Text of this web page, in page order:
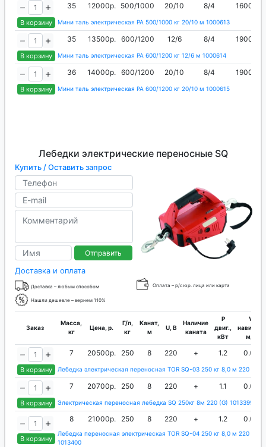
В корзину
35 12000р. 500/1000 20/10 8/4 1600
Мини таль электрическая РА 500/1000 кг 20/10 м 1000613
В корзину
35 13500р. 600/1200 12/6 8/4 1900
Мини таль электрическая РА 600/1200 кг 12/6 м 1000614
В корзину
36 14000р. 600/1200 20/10 8/4 1900
Мини таль электрическая РА 600/1200 кг 20/10 м 1000615
Лебедки электрические переносные SQ
Купить / Оставить запрос
Отправить
Доставка и оплата
Доставка – любым способом Оплата – р/с юр. лица или карта
Нашли дешевле – вернем 110%
Заказ
Масса,
кг
Цена, р.
Г/п,
кг
Канат,
м
U, В
Наличие
каната
P
двиг.,
кВт
V
навивки,
м/с
В корзину
7 20500р. 250 8 220 + 1.2 0.08
Лебедка электрическая переносная TOR SQ-03 250 кг 8,0 м 220 В
В корзину
7 20700р. 250 8 220 + 1.1 0.07
Электрическая переносная лебедка SQ 250кг 8м 220 (G) 1013399
В корзину
8 21000р. 250 8 220 + 1.2 0.08
Лебедка переносная электрическая TOR SQ-04 250 кг 8,0 м 220 В с
1013400